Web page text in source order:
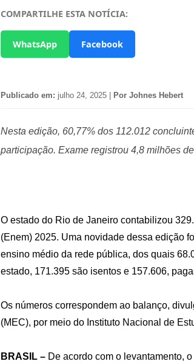
COMPARTILHE ESTA NOTÍCIA:
WhatsApp Facebook
Publicado em: julho 24, 2025 | Por Johnes Hebert
Nesta edição, 60,77% dos 112.012
participação. Exame registrou 4,8 milhões
O estado do Rio de Janeiro contabilizou
(Enem) 2025. Uma novidade dessa edição
ensino médio da rede pública, dos quais
estado, 171.395 são isentos e 157.606,
Os números correspondem ao balanço,
(MEC), por meio do Instituto Nacional de
BRASIL – De acordo com o levantamento,